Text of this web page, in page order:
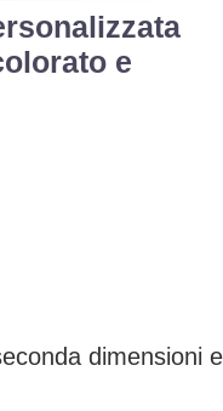
e
dimensioni e